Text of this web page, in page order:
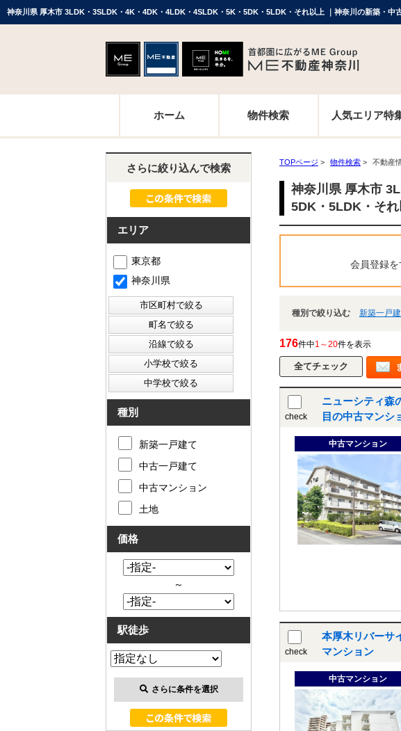
ホーム 物件検索 人気エリア特
TOPページ > 物件検索 > 不動産
神奈川県 厚木市
5DK・5LDK・そ
会員登録
種別で絞り込む 新築一戸
176件中1～20件を表示
check
ニューシティ森
目の中古マンシ
中古マンション
check
本厚木リバーサ
マンション
中古マンション
さらに絞り込んで検索
エリア
東京都
神奈川県
種別
新築一戸建て
中古一戸建て
中古マンション
土地
価格
～
駅徒歩
さらに条件を選択